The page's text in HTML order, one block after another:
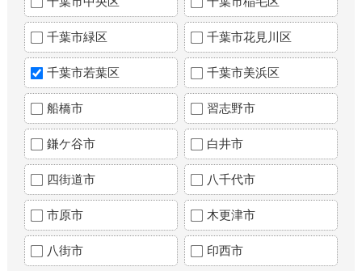
千葉市緑区 千葉市花見川区
千葉市若葉区 千葉市美浜区
船橋市 習志野市
鎌ケ谷市 白井市
四街道市 八千代市
市原市 木更津市
八街市 印西市